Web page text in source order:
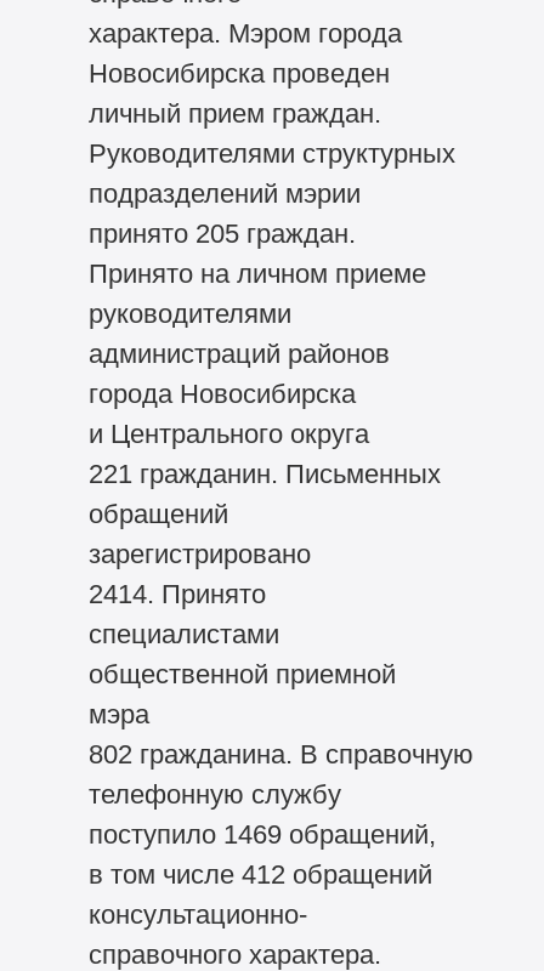
характера. Мэром города
Новосибирска проведен
личный прием граждан.
Руководителями структурных
подразделений мэрии
принято 205 граждан.
Принято на личном приеме
руководителями
администраций районов
города Новосибирска
и Центрального округа
221 гражданин. Письменных
обращений
зарегистрировано
2414. Принято
специалистами
общественной приемной
мэра
802 гражданина. В справочную
телефонную службу
поступило 1469 обращений,
в том числе 412 обращений
консультационно-
справочного характера.